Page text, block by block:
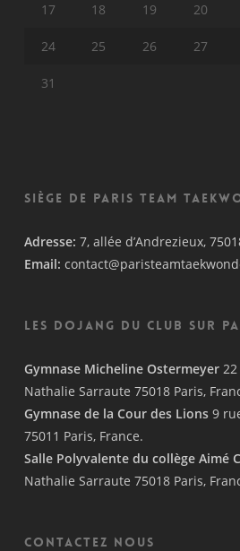
17 18 19 20
24 25 26 27
31
Siège de Paris Team
Adresse: 7, allée d’Andrezieux,
Email:
Les Dojang du Club sur
Gymnase Micheline Ostermeyer22
Nathalie Sarraute 75018 Paris,
Gymnase de la Cour des Lions9
75011 Paris, France.
Salle Polyvalente du collège Aimé
Nathalie Sarraute 75018 Paris,
Contactez nous